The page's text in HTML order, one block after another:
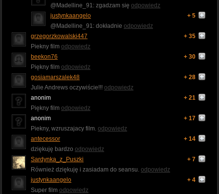
@Madelline_91: zgadzam się odpowiedz
justynkaangelo
+ 5
@Madelline_91: dokładnie odpowiedz
grzegorzkowalski447
+ 35
Piekny film odpowiedz
beekon76
+ 30
Piękny film odpowiedz
gosiamarszalek48
+ 28
Julie Andrews oczywiście!!! odpowiedz
anonim
+ 21
Piękny film odpowiedz
anonim
+ 17
Piekny, wzruszajacy film. odpowiedz
antecessor
+ 14
dziękuję bardzo odpowiedz
Sardynka_z_Puszki
+ 7
Również dziękuję i zasiadam do seansu. odpowiedz
justynkaangelo
+ 4
Super film odpowiedz